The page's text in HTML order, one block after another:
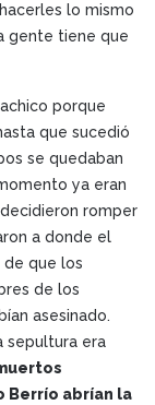
lo mismo
gente tiene que
porque
que sucedió
se quedaban
ya eran
romper
a donde el
que los
de los
asesinado.
sepultura era
Berrío abrían la